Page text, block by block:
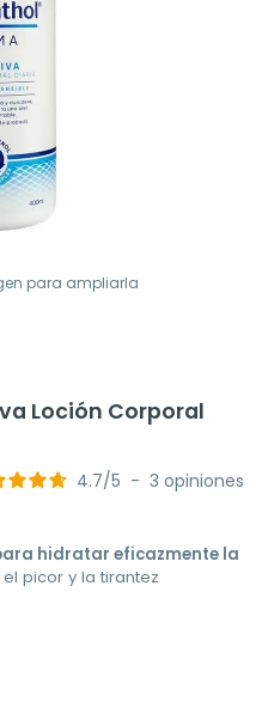
para ampliarla
Loción Corporal
4.7/5 - 3 opiniones
hidratar eficazmente la
picor y la tirantez